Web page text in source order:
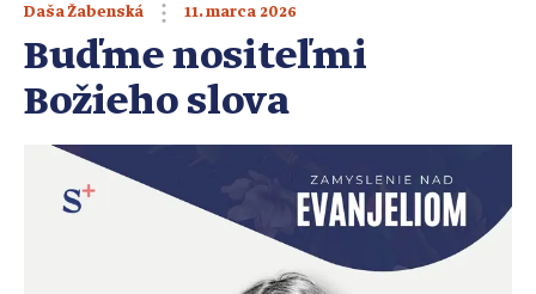
Daša Žabenská 11. marca 2026
Buďme nositeľmi
Božieho slova